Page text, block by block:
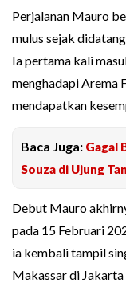
Perjalanan Mauro
mulus sejak
Ia pertama kali
menghadapi Arema
mendapatkan
Baca Juga: Gagal
Souza di Ujung
Debut Mauro
pada 15 Februari
ia kembali tampil
Makassar di